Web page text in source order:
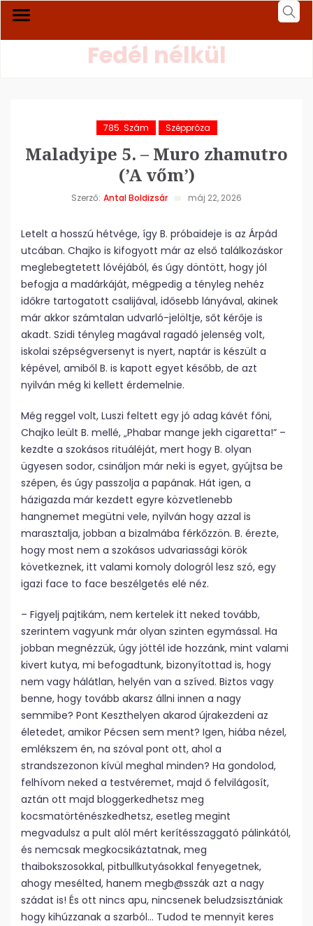
Fedél nélkül
785. Szám Széppróza
Maladyipe 5. – Muro zhamutro
(’A vőm’)
Szerző: Antal Boldizsár máj 22, 2026
Letelt a hosszú hétvége, így B. próbaideje is az Árpád
utcában. Chajko is kifogyott már az első találkozáskor
meglebegtetett lóvéjából, és úgy döntött, hogy jól
befogja a madárkáját, mégpedig a tényleg nehéz
időkre tartogatott csalijával, idősebb lányával, akinek
már akkor számtalan udvarló-jelöltje, sőt kérője is
akadt. Szidi tényleg magával ragadó jelenség volt,
iskolai szépségversenyt is nyert, naptár is készült a
képével, amiből B. is kapott egyet később, de azt
nyilván még ki kellett érdemelnie.
Még reggel volt, Luszi feltett egy jó adag kávét főni,
Chajko leült B. mellé, „Phabar mange jekh cigaretta!” –
kezdte a szokásos rituáléját, mert hogy B. olyan
ügyesen sodor, csináljon már neki is egyet, gyújtsa be
szépen, és úgy passzolja a papának. Hát igen, a
házigazda már kezdett egyre közvetlenebb
hangnemet megütni vele, nyilván hogy azzal is
marasztalja, jobban a bizalmába férkőzzön. B. érezte,
hogy most nem a szokásos udvariassági körök
következnek, itt valami komoly dologról lesz szó, egy
igazi face to face beszélgetés elé néz.
– Figyelj pajtikám, nem kertelek itt neked tovább,
szerintem vagyunk már olyan szinten egymással. Ha
jobban megnézzük, úgy jöttél ide hozzánk, mint valami
kivert kutya, mi befogadtunk, bizonyítottad is, hogy
nem vagy hálátlan, helyén van a szíved. Biztos vagy
benne, hogy tovább akarsz állni innen a nagy
semmibe? Pont Keszthelyen akarod újrakezdeni az
életedet, amikor Pécsen sem ment? Igen, hiába nézel,
emlékszem én, na szóval pont ott, ahol a
strandszezonon kívül meghal minden? Ha gondolod,
felhívom neked a testvéremet, majd ő felvilágosít,
aztán ott majd bloggerkedhetsz meg
kocsmatörténészkedhetsz, esetleg megint
megvadulsz a pult alól mért kerítésszaggató pálinkától,
és nemcsak megkocsikáztatnak, meg
thaibokszosokkal, pitbullkutyásokkal fenyegetnek,
ahogy mesélted, hanem megb@sszák azt a nagy
szádat is! És ott nincs apu, nincsenek beludzsisztániak
hogy kihúzzanak a szarból… Tudod te mennyit keres